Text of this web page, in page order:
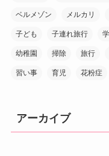
ベルメゾン メルカリ
子ども 子連れ旅行
幼稚園 掃除 旅行
習い事 育児 花粉症
アーカイブ